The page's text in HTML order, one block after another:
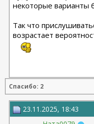
некоторые варианты
Так что
возрастает
Спасибо: 2
23.11.2025, 18:43